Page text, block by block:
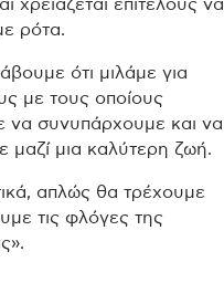
χρειάζεται επιτέλους να
ρότα.
ότι μιλάμε για
με τους οποίους
να συνυπάρχουμε και να
μαζί μια καλύτερη ζωή.
απλώς θα τρέχουμε
τις φλόγες της